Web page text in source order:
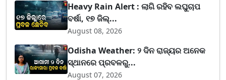
Heavy Rain Alert : ଲାଗି ରହିବ ଲଘୁଚାପ
ବର୍ଷା, ୧୭ ଜିଲ୍...
August 08, 2026
Odisha Weather: ୨ ଦିନ ରାଜ୍ୟର ଅନେକ
ସ୍ଥାନରେ ପ୍ରବଳରୁ...
August 07, 2026